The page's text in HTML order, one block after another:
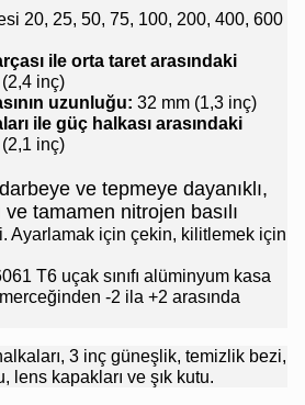
20, 25, 50, 75, 100, 200, 400, 600
ile orta taret arasındaki
inç)
uzunluğu: 32 mm (1,3 inç)
ile güç halkası arasındaki
inç)
ve tepmeye dayanıklı,
ve tamamen nitrojen basılı
Ayarlamak için çekin, kilitlemek için
T6 uçak sınıfı alüminyum kasa
merceğinden -2 ila +2 arasında
3 inç güneşlik, temizlik bezi,
lens kapakları ve şık kutu.